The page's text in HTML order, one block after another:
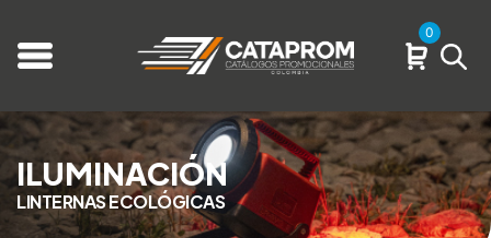
0
ILUMINACIÓN
LINTERNAS ECOLÓGICAS